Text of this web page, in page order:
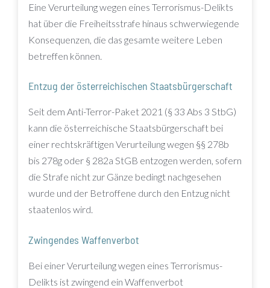
Eine Verurteilung wegen eines Terrorismus-Delikts
hat über die Freiheitsstrafe hinaus schwerwiegende
Konsequenzen, die das gesamte weitere Leben
betreffen können.
Entzug der österreichischen Staatsbürgerschaft
Seit dem Anti-Terror-Paket 2021 (§ 33 Abs 3 StbG)
kann die österreichische Staatsbürgerschaft bei
einer rechtskräftigen Verurteilung wegen §§ 278b
bis 278g oder § 282a StGB entzogen werden, sofern
die Strafe nicht zur Gänze bedingt nachgesehen
wurde und der Betroffene durch den Entzug nicht
staatenlos wird.
Zwingendes Waffenverbot
Bei einer Verurteilung wegen eines Terrorismus-
Delikts ist zwingend ein Waffenverbot